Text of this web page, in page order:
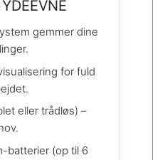
gemmer dine
for fuld
eller trådløs) –
batterier (op til 6